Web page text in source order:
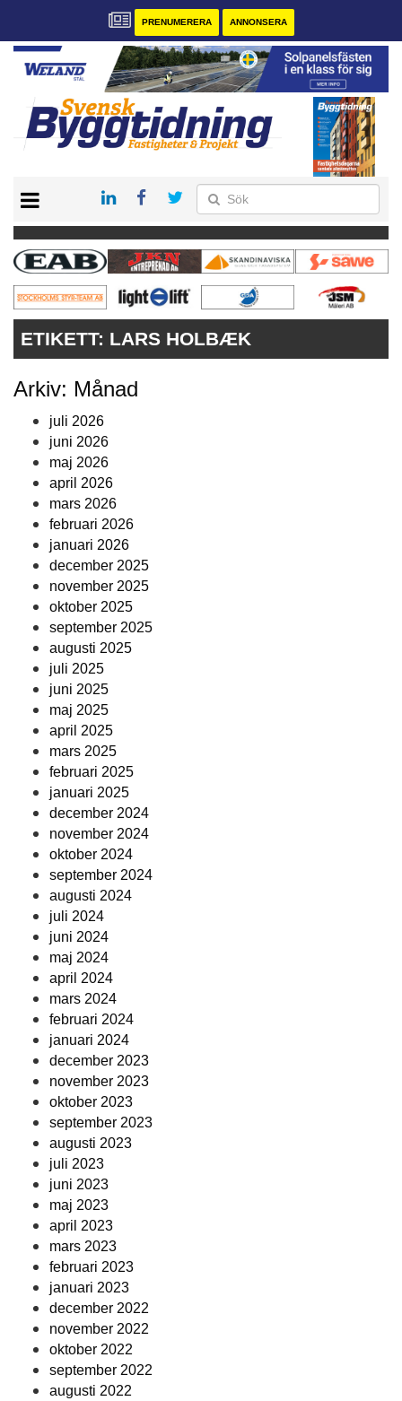
PRENUMERERA ANNONSERA
PRENUMERERA
VÅRA ANDRA MAGASIN
ANNONSERA
KONTAKT
ETIKETT: LARS HOLBÆK
Arkiv: Månad
juli 2026
juni 2026
maj 2026
april 2026
mars 2026
februari 2026
januari 2026
december 2025
november 2025
oktober 2025
september 2025
augusti 2025
juli 2025
juni 2025
maj 2025
april 2025
mars 2025
februari 2025
januari 2025
december 2024
november 2024
oktober 2024
september 2024
augusti 2024
juli 2024
juni 2024
maj 2024
april 2024
mars 2024
februari 2024
januari 2024
december 2023
november 2023
oktober 2023
september 2023
augusti 2023
juli 2023
juni 2023
maj 2023
april 2023
mars 2023
februari 2023
januari 2023
december 2022
november 2022
oktober 2022
september 2022
augusti 2022